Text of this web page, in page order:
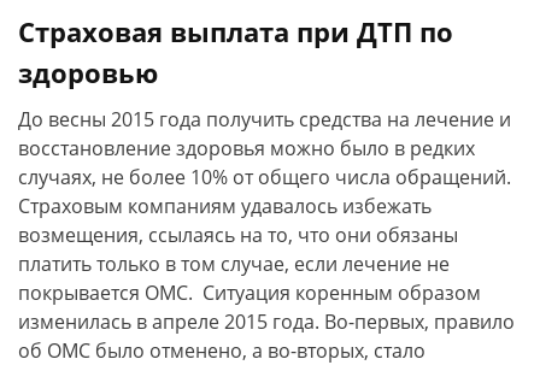
Страховая выплата при ДТП по
здоровью
До весны 2015 года получить средства на лечение и
восстановление здоровья можно было в редких
случаях, не более 10% от общего числа обращений.
Страховым компаниям удавалось избежать
возмещения, ссылаясь на то, что они обязаны
платить только в том случае, если лечение не
покрывается ОМС. Ситуация коренным образом
изменилась в апреле 2015 года. Во-первых, правило
об ОМС было отменено, а во-вторых, стало